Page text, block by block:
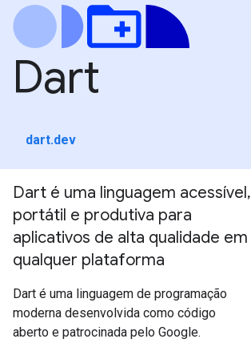
Dart
dart.dev
Dart é uma linguagem acessível,
portátil e produtiva para
aplicativos de alta qualidade em
qualquer plataforma
Dart é uma linguagem de programação
moderna desenvolvida como código
aberto e patrocinada pelo Google.